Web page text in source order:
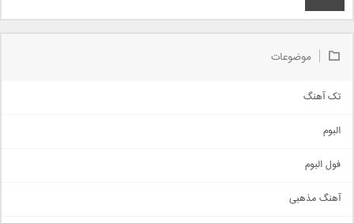
موضوعات
تک آهنگ
اجتماعی
حماسی
البوم
فول البوم
آهنگ مذهبی